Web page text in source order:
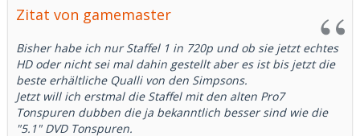
Zitat von gamemaster
Bisher habe ich nur Staffel 1 in 720p und ob sie jetzt echtes
HD oder nicht sei mal dahin gestellt aber es ist bis jetzt die
beste erhältliche Qualli von den Simpsons.
Jetzt will ich erstmal die Staffel mit den alten Pro7
Tonspuren dubben die ja bekanntlich besser sind wie die
"5.1" DVD Tonspuren.